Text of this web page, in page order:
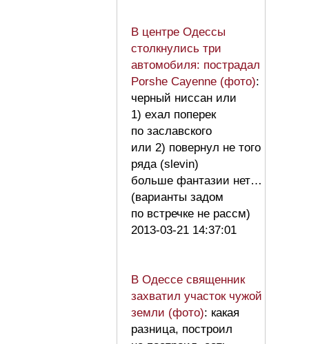
В центре Одессы
столкнулись три
автомобиля: пострадал
Porshe Cayenne (фото):
черный ниссан или
1) ехал поперек
по заславского
или 2) повернул не того
ряда (slevin)
больше фантазии нет…
(варианты задом
по встречке не рассм)
2013-03-21 14:37:01
В Одессе священник
захватил участок чужой
земли (фото): какая
разница, построил